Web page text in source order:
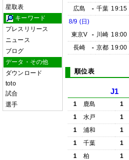
星取表
キーワード
プレスリリース
ニュース
ブログ
データ・その他
ダウンロード
toto
試合
選手
広島
- 千葉 19:15
8/9 (日)
東京V
- 川崎 18:00
長崎
- 京都 19:00
順位表
J1
1 鹿島 1
1
水戸 1
1
浦和 1
1
千葉 1
1
柏 1